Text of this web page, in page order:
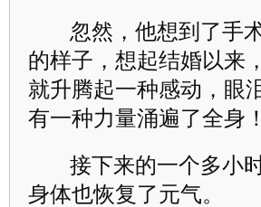
忽然，他想到了手
的样子，想起结婚以
就升腾起一种感动，眼
有一种力量涌遍了全身！
接下来的一个多小
身体也恢复了元气。